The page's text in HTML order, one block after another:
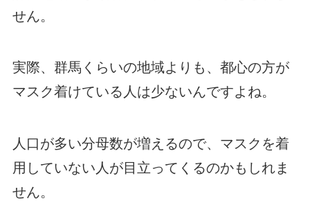
せん。
実際、群馬くらいの地域よりも、都心の方が
マスク着けている人は少ないんですよね。
人口が多い分母数が増えるので、マスクを着
用していない人が目立ってくるのかもしれま
せん。